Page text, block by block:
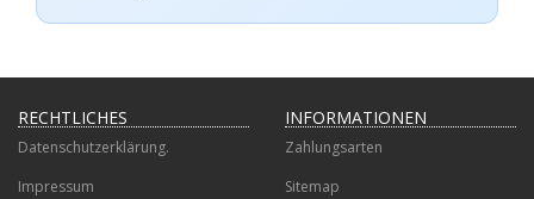
RECHTLICHES
Datenschutzerklärung.
Impressum
INFORMATIONEN
Zahlungsarten
Sitemap